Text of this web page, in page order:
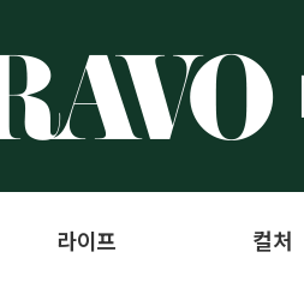
라이프 컬처